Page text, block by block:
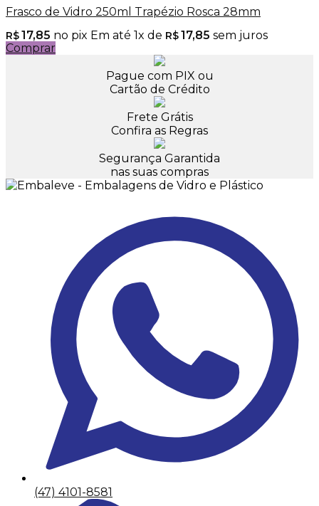
Frasco de Vidro 250ml Trapézio Rosca 28mm
R$17,85 no pix Em até 1x de R$17,85 sem juros
Comprar
Pague com PIX ou
Cartão de Crédito
Frete Grátis
Confira as Regras
Segurança Garantida
nas suas compras
(47) 4101-8581